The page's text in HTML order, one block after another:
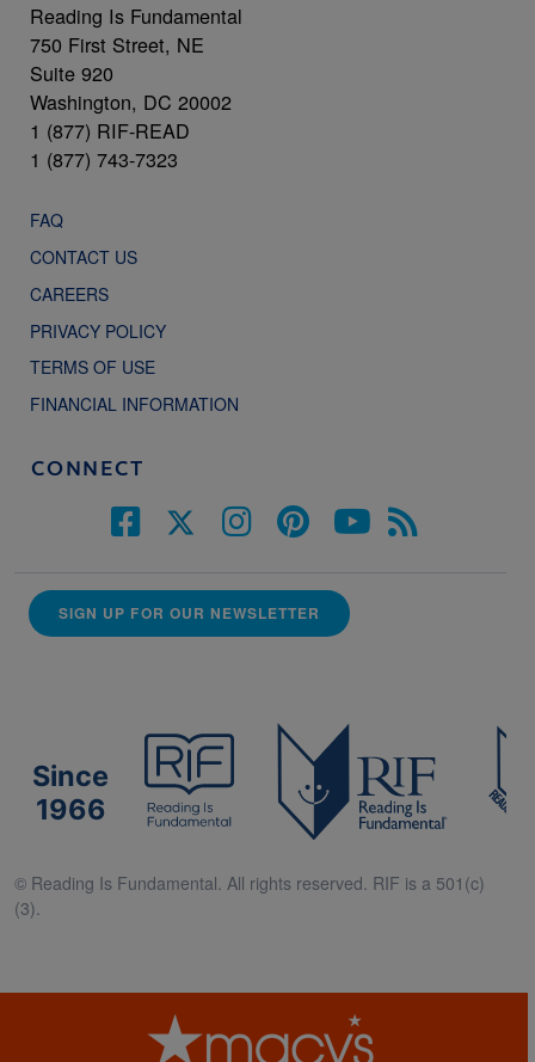
Reading Is Fundamental
750 First Street, NE
Suite 920
Washington, DC 20002
1 (877) RIF-READ
1 (877) 743-7323
FAQ
CONTACT US
CAREERS
PRIVACY POLICY
TERMS OF USE
FINANCIAL INFORMATION
CONNECT
SIGN UP FOR OUR NEWSLETTER
Since
1966
© Reading Is Fundamental. All rights reserved. RIF is a 501(c)
(3).